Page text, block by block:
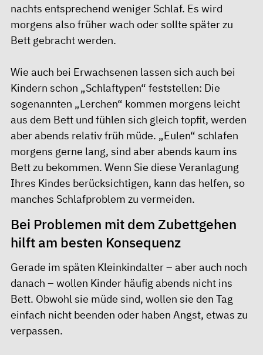
nachts entsprechend weniger Schlaf. Es wird
morgens also früher wach oder sollte später zu
Bett gebracht werden.
Wie auch bei Erwachsenen lassen sich auch bei
Kindern schon „Schlaftypen“ feststellen: Die
sogenannten „Lerchen“ kommen morgens leicht
aus dem Bett und fühlen sich gleich topfit, werden
aber abends relativ früh müde. „Eulen“ schlafen
morgens gerne lang, sind aber abends kaum ins
Bett zu bekommen. Wenn Sie diese Veranlagung
Ihres Kindes berücksichtigen, kann das helfen, so
manches Schlafproblem zu vermeiden.
Bei Problemen mit dem Zubettgehen
hilft am besten Konsequenz
Gerade im späten Kleinkindalter – aber auch noch
danach – wollen Kinder häufig abends nicht ins
Bett. Obwohl sie müde sind, wollen sie den Tag
einfach nicht beenden oder haben Angst, etwas zu
verpassen.